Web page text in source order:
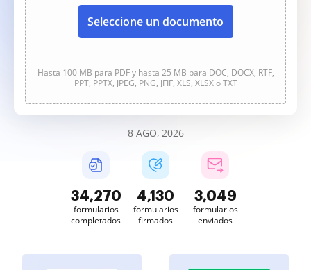
Seleccione un documento
Hasta 100 MB para PDF y hasta 25 MB para DOC, DOCX, RTF,
PPT, PPTX, JPEG, PNG, JFIF, XLS, XLSX o TXT
8 AGO, 2026
34,271
formularios
completados
4,130
formularios
firmados
3,049
formularios
enviados